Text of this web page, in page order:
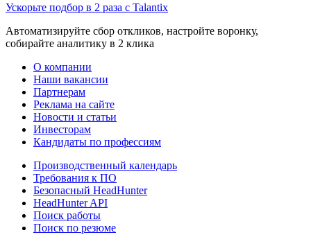
Ускорьте подбор в 2 раза с Talantix
Автоматизируйте сбор откликов, настройте воронку,
собирайте аналитику в 2 клика
О компании
Наши вакансии
Партнерам
Реклама на сайте
Новости и статьи
Инвесторам
Кандидаты по профессиям
Производственный календарь
Требования к ПО
Безопасный HeadHunter
HeadHunter API
Поиск работы
Поиск по резюме